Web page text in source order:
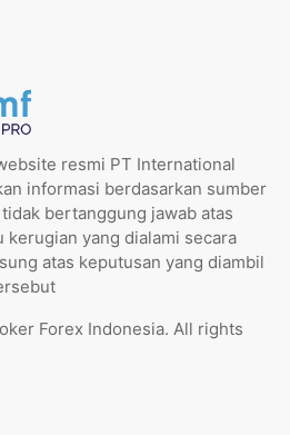
resmi PT International
informasi berdasarkan sumber
bertanggung jawab atas
kerugian yang dialami secara
atas keputusan yang diambil
Forex Indonesia. All rights